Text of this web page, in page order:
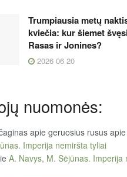
Trumpiausia metų
kviečia: kur šiemet
Rasas ir Jonines?
2026 06 20
nuomonės:
apie geruosius rusus apie
Imperija nemiršta tyliai
A. Navys, M. Sėjūnas. Imperija